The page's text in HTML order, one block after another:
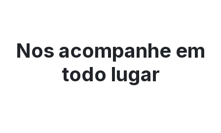
Nos acompanhe em
todo lugar